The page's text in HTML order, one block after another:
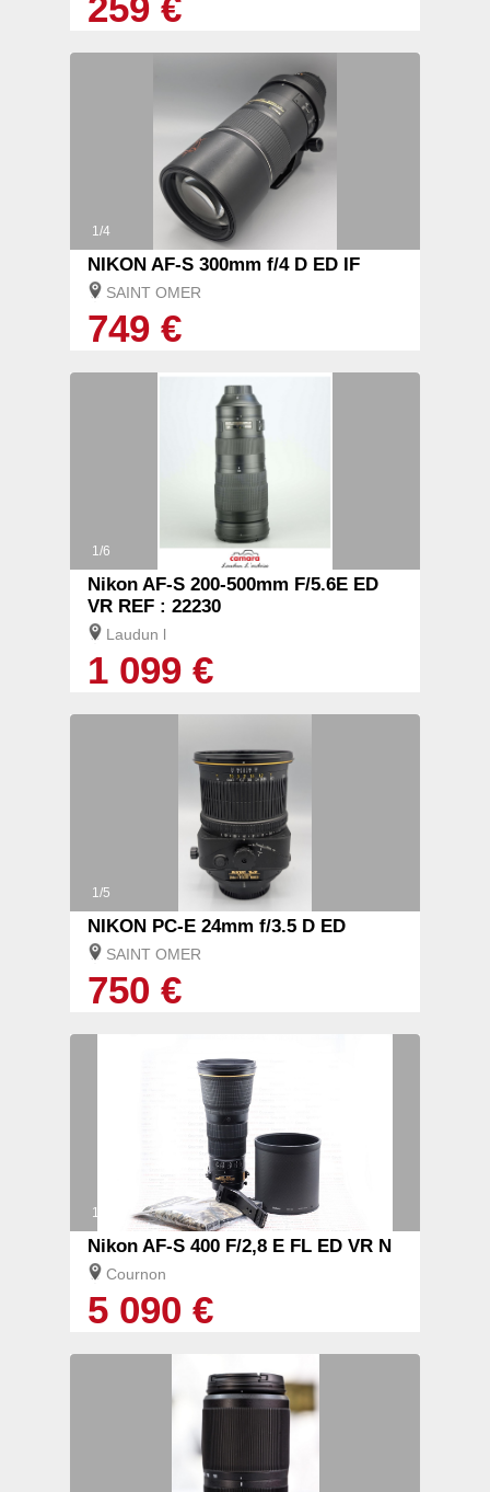
1/4
NIKON AF-S 300mm f/4 D ED IF
SAINT OMER
749 €
1/6
Nikon AF-S 200-500mm F/5.6E ED
VR REF : 22230
Laudun l
1 099 €
1/5
NIKON PC-E 24mm f/3.5 D ED
SAINT OMER
750 €
1/3
Nikon AF-S 400 F/2,8 E FL ED VR N
Cournon
5 090 €